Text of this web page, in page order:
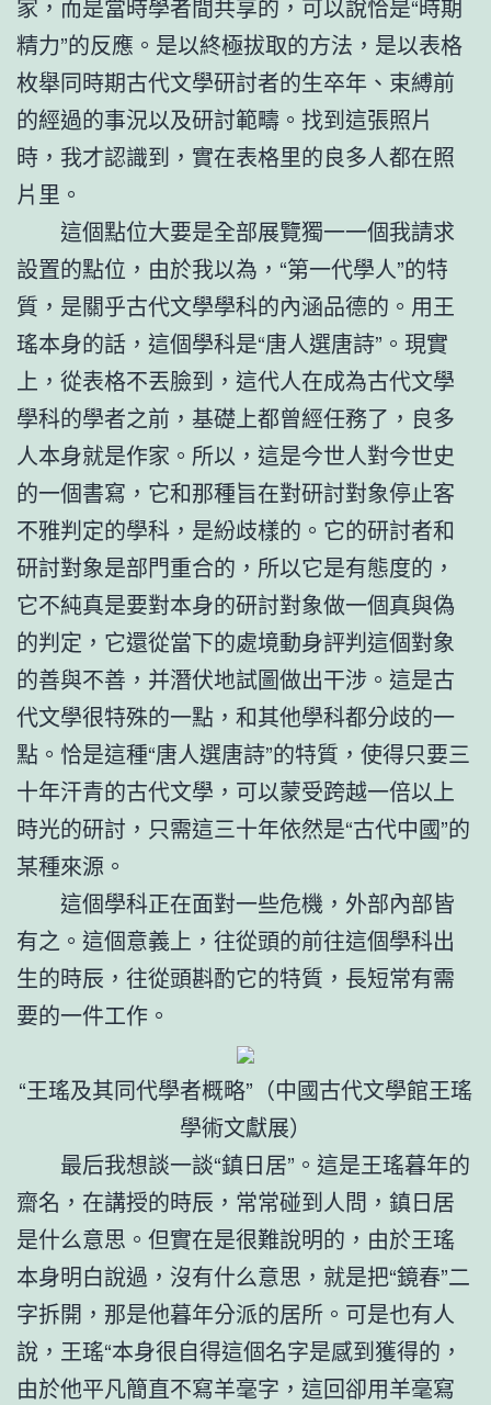
家，而是當時學者間共享的，可以說恰是“時期
精力”的反應。是以終極拔取的方法，是以表格
枚舉同時期古代文學研討者的生卒年、束縛前
的經過的事況以及研討範疇。找到這張照片
時，我才認識到，實在表格里的良多人都在照
片里。
這個點位大要是全部展覽獨一一個我請求
設置的點位，由於我以為，“第一代學人”的特
質，是關乎古代文學學科的內涵品德的。用王
瑤本身的話，這個學科是“唐人選唐詩”。現實
上，從表格不丟臉到，這代人在成為古代文學
學科的學者之前，基礎上都曾經任務了，良多
人本身就是作家。所以，這是今世人對今世史
的一個書寫，它和那種旨在對研討對象停止客
不雅判定的學科，是紛歧樣的。它的研討者和
研討對象是部門重合的，所以它是有態度的，
它不純真是要對本身的研討對象做一個真與偽
的判定，它還從當下的處境動身評判這個對象
的善與不善，并潛伏地試圖做出干涉。這是古
代文學很特殊的一點，和其他學科都分歧的一
點。恰是這種“唐人選唐詩”的特質，使得只要三
十年汗青的古代文學，可以蒙受跨越一倍以上
時光的研討，只需這三十年依然是“古代中國”的
某種來源。
這個學科正在面對一些危機，外部內部皆
有之。這個意義上，往從頭的前往這個學科出
生的時辰，往從頭斟酌它的特質，長短常有需
要的一件工作。
“王瑤及其同代學者概略”（中國古代文學館王瑤
學術文獻展）
最后我想談一談“鎮日居”。這是王瑤暮年的
齋名，在講授的時辰，常常碰到人問，鎮日居
是什么意思。但實在是很難說明的，由於王瑤
本身明白說過，沒有什么意思，就是把“鏡春”二
字拆開，那是他暮年分派的居所。可是也有人
說，王瑤“本身很自得這個名字是感到獲得的，
由於他平凡簡直不寫羊毫字，這回卻用羊毫寫